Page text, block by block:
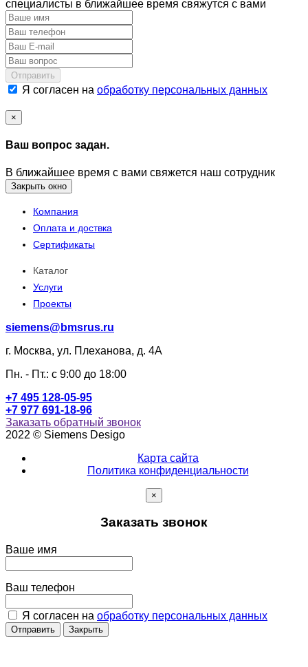
специалисты в ближайшее время свяжутся с вами
Отправить
Я согласен на обработку персональных данных
×
Ваш вопрос задан.
В ближайшее время с вами свяжется наш сотрудник
Закрыть окно
Компания
Оплата и доствка
Сертификаты
Каталог
Услуги
Проекты
siemens@bmsrus.ru
г. Москва, ул. Плеханова, д. 4А
Пн. - Пт.: c 9:00 до 18:00
+7 495 128-05-95
+7 977 691-18-96
Заказать обратный звонок
2022 © Siemens Desigo
Карта сайта
Политика конфиденциальности
×
Заказать звонок
Ваше имя
Ваш телефон
Я согласен на обработку персональных данных
Отправить Закрыть